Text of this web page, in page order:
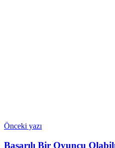
Yazı
gezinmesi
Önceki yazı
Başarılı Bir Oyuncu